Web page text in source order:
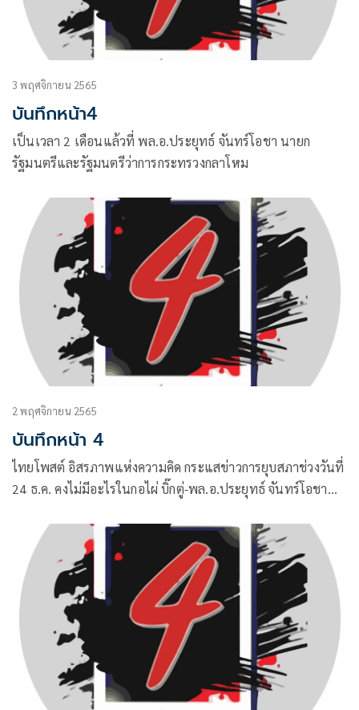
3 พฤศจิกายน 2565
บันทึกหน้า4
เป็นเวลา 2 เดือนแล้วที่ พล.อ.ประยุทธ์ จันทร์โอชา นายก
รัฐมนตรีและรัฐมนตรีว่าการกระทรวงกลาโหม
2 พฤศจิกายน 2565
บันทึกหน้า 4
ไทยโพสต์ อิสรภาพแห่งความคิด กระแสข่าวการยุบสภาช่วงวันที่
24 ธ.ค. คงไม่มีอะไรในกอไผ่ บิ๊กตู่-พล.อ.ประยุทธ์ จันทร์โอชา
ปล่อยข่าวใครกัน” ขณะที่แกนนำรัฐบาลก็ประสานเสียงว่าไม่มี
เรื่องยุบสภาเช่นกัน